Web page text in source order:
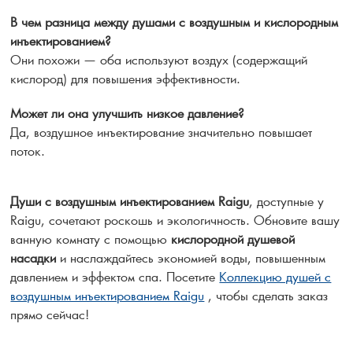
В чем разница между душами с воздушным и кислородным
инъектированием?
Они похожи — оба используют воздух (содержащий
кислород) для повышения эффективности.
Может ли она улучшить низкое давление?
Да, воздушное инъектирование значительно повышает
поток.
Души с воздушным инъектированием Raigu, доступные у
Raigu, сочетают роскошь и экологичность. Обновите вашу
ванную комнату с помощью кислородной душевой
насадки и наслаждайтесь экономией воды, повышенным
давлением и эффектом спа. Посетите Коллекцию душей с
воздушным инъектированием Raigu , чтобы сделать заказ
прямо сейчас!